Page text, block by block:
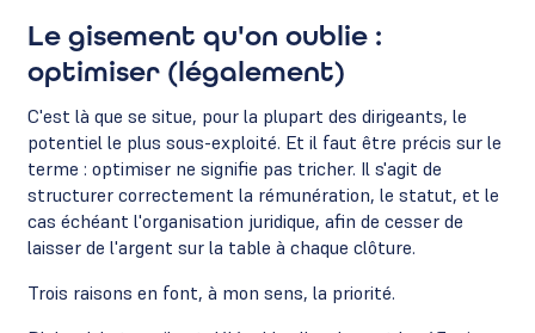
Le gisement qu'on oublie :
optimiser (légalement)
C'est là que se situe, pour la plupart des dirigeants, le
potentiel le plus sous-exploité. Et il faut être précis sur le
terme : optimiser ne signifie pas tricher. Il s'agit de
structurer correctement la rémunération, le statut, et le
cas échéant l'organisation juridique, afin de cesser de
laisser de l'argent sur la table à chaque clôture.
Trois raisons en font, à mon sens, la priorité.